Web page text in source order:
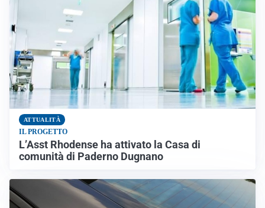
ATTUALITÀ
IL PROGETTO
L’Asst Rhodense ha attivato la Casa di
comunità di Paderno Dugnano